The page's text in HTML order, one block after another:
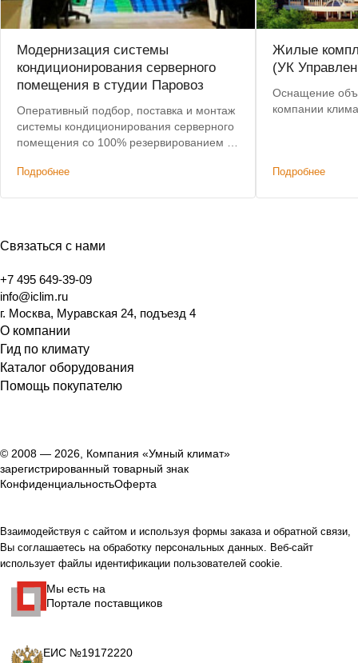
Модернизация системы
кондиционирования серверного
помещения в студии Паровоз
Оперативный подбор, поставка и монтаж
системы кондиционирования серверного
помещения со 100% резервированием в
Подробнее
Жилые
(УК
Оснащение
компании
Подробнее
Связаться с нами
+7 495 649-39-09
info@iclim.ru
г. Москва, Муравская 24, подъезд 4
О компании
Гид по климату
Каталог оборудования
Помощь покупателю
© 2008 — 2026, Компания «Умный климат»
зарегистрированный товарный знак
КонфиденциальностьОферта
Взаимодействуя с сайтом и используя формы заказа и обратной связи,
Вы соглашаетесь на обработку персональных данных. Веб-сайт
использует файлы идентификации пользователей cookie.
Мы есть на
Портале поставщиков
ЕИС №19172220